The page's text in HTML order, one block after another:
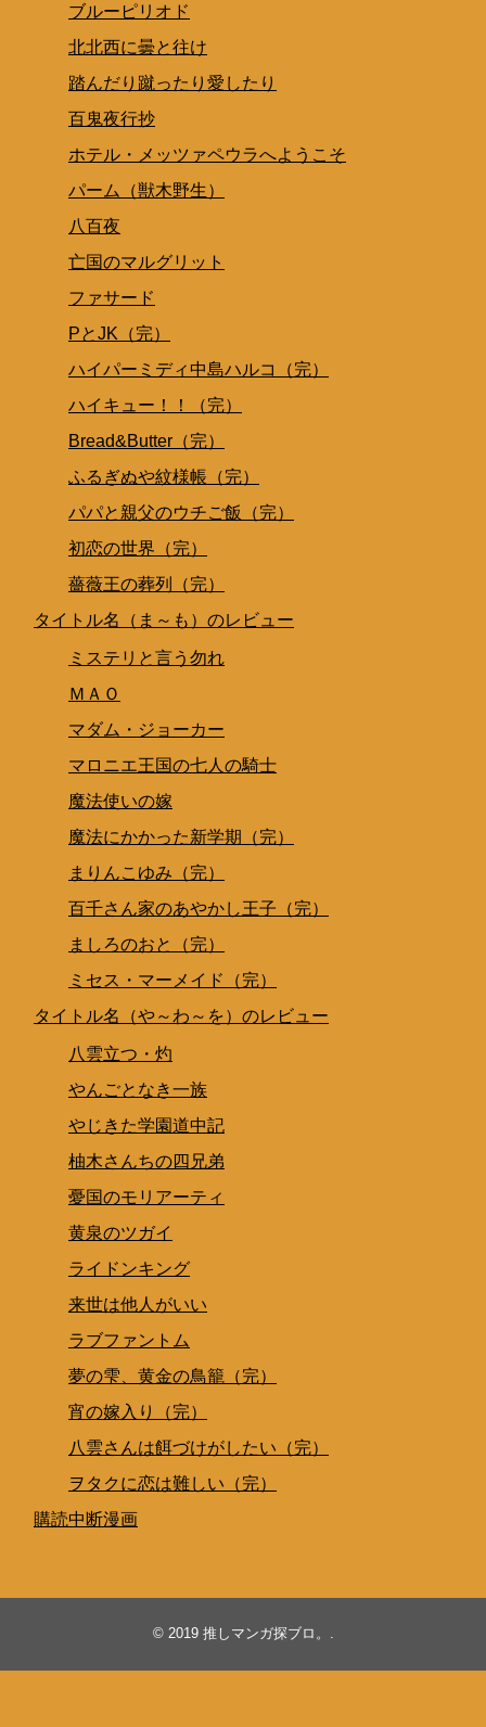
ブルーピリオド
北北西に曇と往け
踏んだり蹴ったり愛したり
百鬼夜行抄
ホテル・メッツァペウラへようこそ
パーム（獣木野生）
八百夜
亡国のマルグリット
ファサード
PとJK（完）
ハイパーミディ中島ハルコ（完）
ハイキュー！！（完）
Bread&Butter（完）
ふるぎぬや紋様帳（完）
パパと親父のウチご飯（完）
初恋の世界（完）
薔薇王の葬列（完）
タイトル名（ま～も）のレビュー
ミステリと言う勿れ
ＭＡＯ
マダム・ジョーカー
マロニエ王国の七人の騎士
魔法使いの嫁
魔法にかかった新学期（完）
まりんこゆみ（完）
百千さん家のあやかし王子（完）
ましろのおと（完）
ミセス・マーメイド（完）
タイトル名（や～わ～を）のレビュー
八雲立つ・灼
やんごとなき一族
やじきた学園道中記
柚木さんちの四兄弟
憂国のモリアーティ
黄泉のツガイ
ライドンキング
来世は他人がいい
ラブファントム
夢の雫、黄金の鳥籠（完）
宵の嫁入り（完）
八雲さんは餌づけがしたい（完）
ヲタクに恋は難しい（完）
購読中断漫画
© 2019 推しマンガ探ブロ。